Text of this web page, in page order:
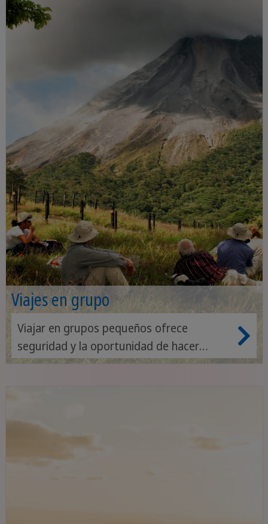
Viajes en grupo
Viajar en grupos pequeños ofrece
seguridad y la oportunidad de hacer
nuevos amigos. Podrá explorar el país en